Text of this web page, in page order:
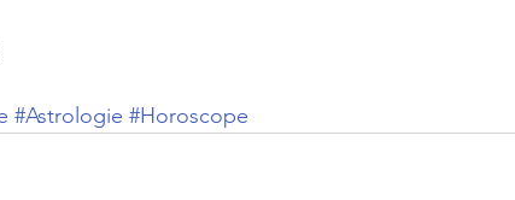
#Astrologie #Horoscope